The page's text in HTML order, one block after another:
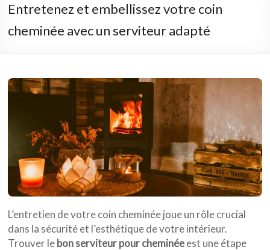
Entretenez et embellissez votre coin
cheminée avec un serviteur adapté
L’entretien de votre coin cheminée joue un rôle crucial
dans la sécurité et l’esthétique de votre intérieur.
Trouver lebon serviteur pour cheminéeest une étape